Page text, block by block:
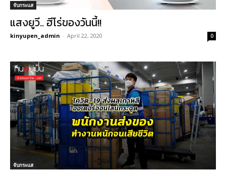
จับกระแส
แสงยูวี.. ฮีโร่ของวันนี้!!
kinyupen_admin - April 22, 2020 0
จับกระแส